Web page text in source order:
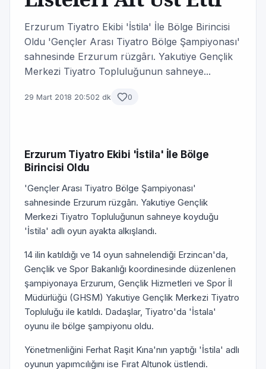
Erzurum Tiyatro Ekibi 'İstila' İle Bölge Birincisi
Oldu 'Gençler Arası Tiyatro Bölge Şampiyonası'
sahnesinde Erzurum rüzgârı. Yakutiye Gençlik
Merkezi Tiyatro Topluluğunun sahneye...
29 Mart 2018 20:502 dk 0
Erzurum Tiyatro Ekibi 'İstila' İle Bölge
Birincisi Oldu
'Gençler Arası Tiyatro Bölge Şampiyonası'
sahnesinde Erzurum rüzgârı. Yakutiye Gençlik
Merkezi Tiyatro Topluluğunun sahneye koyduğu
'İstila' adlı oyun ayakta alkışlandı.
14 ilin katıldığı ve 14 oyun sahnelendiği Erzincan'da,
Gençlik ve Spor Bakanlığı koordinesinde düzenlenen
şampiyonaya Erzurum, Gençlik Hizmetleri ve Spor İl
Müdürlüğü (GHSM) Yakutiye Gençlik Merkezi Tiyatro
Topluluğu ile katıldı. Dadaşlar, Tiyatro'da 'İstala'
oyunu ile bölge şampiyonu oldu.
Yönetmenliğini Ferhat Raşit Kına'nın yaptığı 'İstila' adlı
oyunun yapımcılığını ise Fırat Altunok üstlendi.